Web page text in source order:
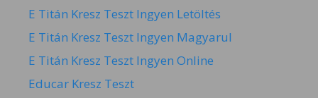
E Titán Kresz Teszt Ingyen Letöltés
E Titán Kresz Teszt Ingyen Magyarul
E Titán Kresz Teszt Ingyen Online
Educar Kresz Teszt